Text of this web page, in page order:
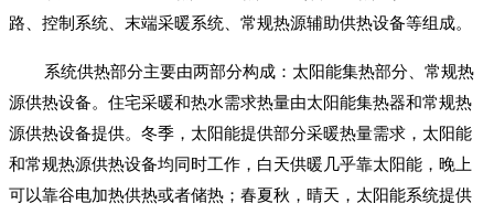
路、控制系统、末端采暖系统、常规热源辅助供热设备等组成。
系统供热部分主要由两部分构成：太阳能集热部分、常规热
源供热设备。住宅采暖和热水需求热量由太阳能集热器和常规热
源供热设备提供。冬季，太阳能提供部分采暖热量需求，太阳能
和常规热源供热设备均同时工作，白天供暖几乎靠太阳能，晚上
可以靠谷电加热供热或者储热；春夏秋，晴天，太阳能系统提供